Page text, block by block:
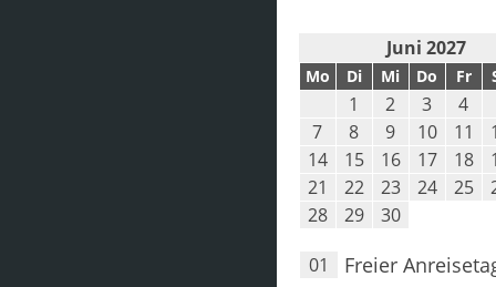
Juni 2027
Mo Di Mi Do Fr
1 2 3 4
7
8 9 10 11
14
15 16 17 18
21
22 23 24 25
28
29 30
01 Freier